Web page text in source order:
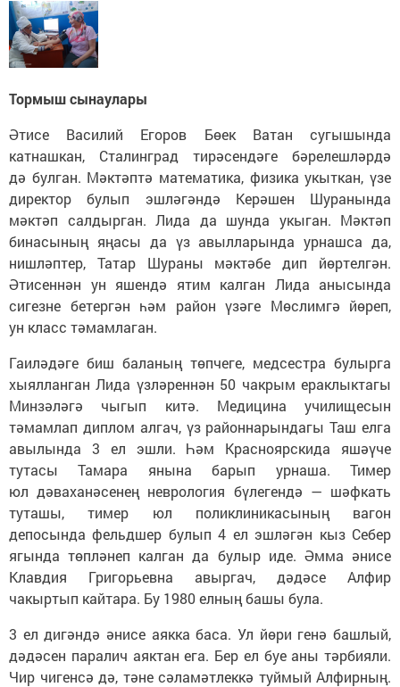
Тормыш сынаулары
Әтисе Василий Егоров Бөек Ватан сугышында
катнашкан, Сталинград тирәсендәге бәрелешләрдә
дә булган. Мәктәптә математика, физика укыткан, үзе
директор булып эшләгәндә Керәшен Шуранында
мәктәп салдырган. Лида да шунда укыган. Мәктәп
бинасының яңасы да үз авылларында урнашса да,
нишләптер, Татар Шураны мәктәбе дип йөртелгән.
Әтисеннән ун яшендә ятим калган Лида анысында
сигезне бетергән һәм район үзәге Мөслимгә йөреп,
ун класс тәмамлаган.
Гаиләдәге биш баланың төпчеге, медсестра булырга
хыялланган Лида үзләреннән 50 чакрым ераклыктагы
Минзәләгә чыгып китә. Медицина училищесын
тәмамлап диплом алгач, үз районнарындагы Таш елга
авылында 3 ел эшли. Һәм Красноярскида яшәүче
тутасы Тамара янына барып урнаша. Тимер
юл дәваханәсенең неврология бүлегендә — шәфкать
туташы, тимер юл поликлиникасының вагон
депосында фельдшер булып 4 ел эшләгән кыз Себер
ягында төпләнеп калган да булыр иде. Әмма әнисе
Клавдия Григорьевна авыргач, дәдәсе Алфир
чакыртып кайтара. Бу 1980 елның башы була.
3 ел дигәндә әнисе аякка баса. Ул йөри генә башлый,
дәдәсен паралич аяктан ега. Бер ел буе аны тәрбияли.
Чир чигенсә дә, тәне сәламәтлеккә туймый Алфирның.